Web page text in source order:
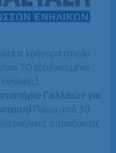
γρήγορα πτυχίο
ΤΟ εξειδικευμένο
Γαλλικών για
Πάνω από 30
ενήλικες σπουδαστές